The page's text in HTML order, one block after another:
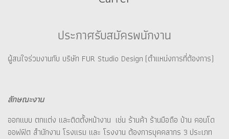
ประกาศรับสมัครพนักงาน
ผู้สนใจร่วมงานกับ บริษัท FUR Studio Design (ตำแหน่งการที่ต้องการ)
ลักษณะงาน
ออกแบบ ตกแต่ง และติดตั้งหน้างาน เช่น ร้านค้า ร้านมือถือ บ้าน คอนโด
ออฟฟิต สำนักงาน โรงแรม และ โรงงาน ต้องการบุคคลากร 3 ประเภท